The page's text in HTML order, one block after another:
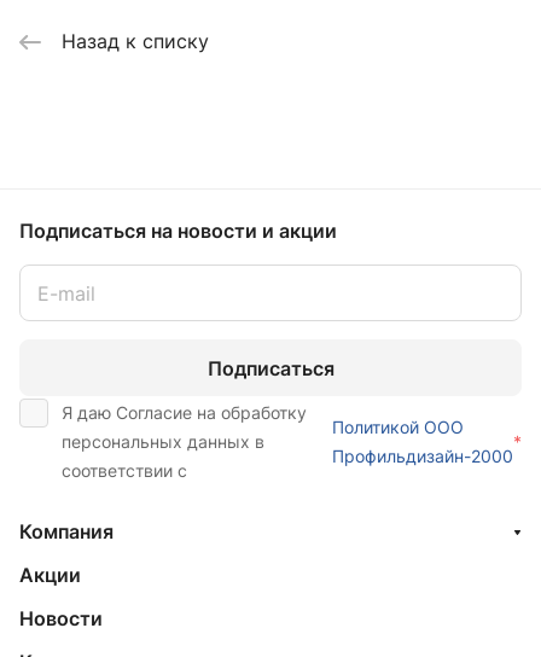
Назад к списку
Подписаться на новости и акции
Подписаться
Я даю Согласие на обработку
персональных данных в
соответствии с
Политикой ООО
Профильдизайн-2000
*
Компания
Акции
Новости